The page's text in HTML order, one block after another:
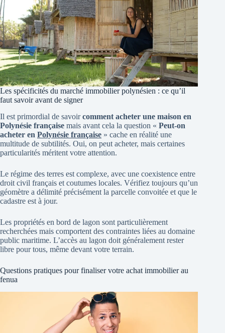
Les spécificités du marché immobilier polynésien : ce qu’il
faut savoir avant de signer
Il est primordial de savoircomment acheter une maison en
Polynésie française mais avant cela la question « Peut-on
acheter en Polynésie française » cache en réalité une
multitude de subtilités. Oui, on peut acheter, mais certaines
particularités méritent votre attention.
Le régime des terres est complexe, avec une coexistence entre
droit civil français et coutumes locales. Vérifiez toujours qu’un
géomètre a délimité précisément la parcelle convoitée et que le
cadastre est à jour.
Les propriétés en bord de lagon sont particulièrement
recherchées mais comportent des contraintes liées au domaine
public maritime. L’accès au lagon doit généralement rester
libre pour tous, même devant votre terrain.
Questions pratiques pour finaliser votre achat immobilier au
fenua